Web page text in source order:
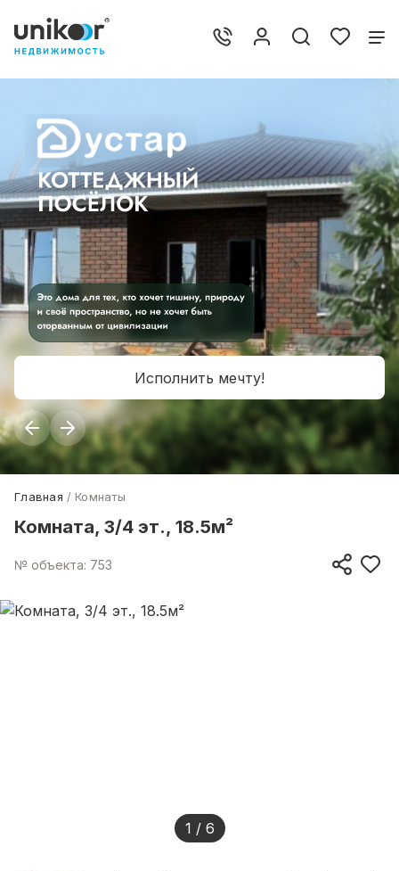
Исполнить мечту!
Главная Комнаты
Комната, 3/4 эт., 18.5м²
№ объекта: 753
1 / 6